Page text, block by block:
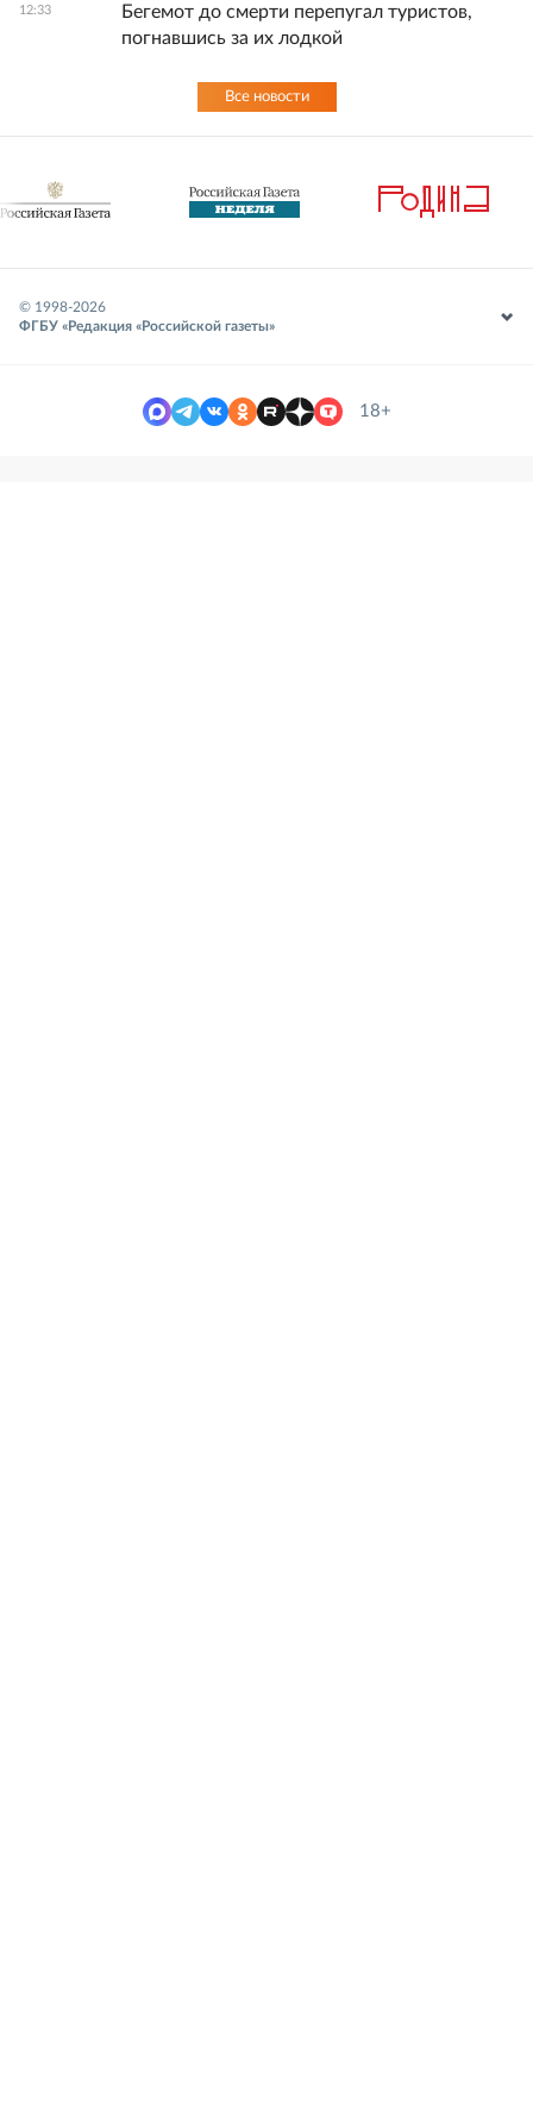
12:33
Бегемот до смерти перепугал туристов,
погнавшись за их лодкой
Все новости
© 1998-2026
ФГБУ «Редакция «Российской газеты»
18+